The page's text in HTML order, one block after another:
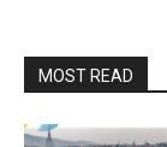
MOST READ